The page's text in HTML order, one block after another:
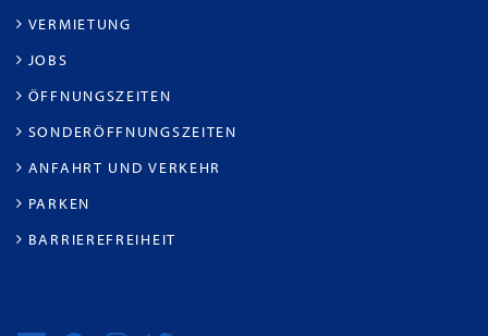
VERMIETUNG
JOBS
ÖFFNUNGSZEITEN
SONDERÖFFNUNGSZEITEN
ANFAHRT UND VERKEHR
PARKEN
BARRIEREFREIHEIT